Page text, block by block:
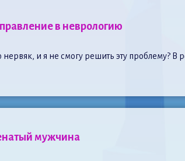
в неврологию
и я не смогу решить эту проблему? В
мужчина